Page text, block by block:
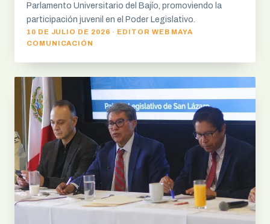
Parlamento Universitario del Bajío, promoviendo la
participación juvenil en el Poder Legislativo.
10 DE JULIO DE 2026 · EDITOR WEB MAYA
COMUNICACIÓN